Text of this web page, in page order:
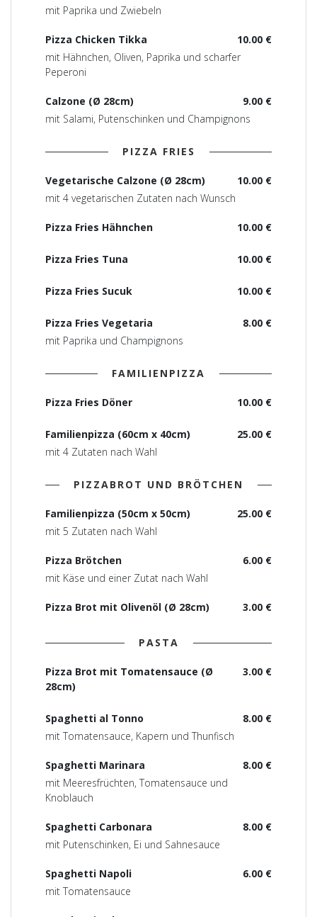
mit Paprika und Zwiebeln
10.00 €
Pizza Chicken Tikka
mit Hähnchen, Oliven, Paprika und scharfer
Peperoni
9.00 €
Calzone (Ø 28cm)
mit Salami, Putenschinken und Champignons
PIZZA FRIES
10.00 €
Vegetarische Calzone (Ø 28cm)
mit 4 vegetarischen Zutaten nach Wunsch
10.00 €
Pizza Fries Hähnchen
10.00 €
Pizza Fries Tuna
10.00 €
Pizza Fries Sucuk
8.00 €
Pizza Fries Vegetaria
mit Paprika und Champignons
FAMILIENPIZZA
10.00 €
Pizza Fries Döner
25.00 €
Familienpizza (60cm x 40cm)
mit 4 Zutaten nach Wahl
PIZZABROT UND BRÖTCHEN
25.00 €
Familienpizza (50cm x 50cm)
mit 5 Zutaten nach Wahl
6.00 €
Pizza Brötchen
mit Käse und einer Zutat nach Wahl
3.00 €
Pizza Brot mit Olivenöl (Ø 28cm)
PASTA
3.00 €
Pizza Brot mit Tomatensauce (Ø
28cm)
8.00 €
Spaghetti al Tonno
mit Tomatensauce, Kapern und Thunfisch
8.00 €
Spaghetti Marinara
mit Meeresfrüchten, Tomatensauce und
Knoblauch
8.00 €
Spaghetti Carbonara
mit Putenschinken, Ei und Sahnesauce
6.00 €
Spaghetti Napoli
mit Tomatensauce